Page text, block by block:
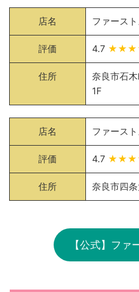
店名 ファース
評価 4.7
住所
奈良市石
1F
店名 ファース
評価 4.7
住所 奈良市四
【公式】ファ